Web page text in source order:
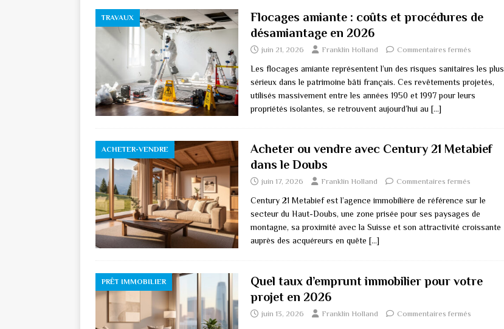
TRAVAUX
Flocages amiante : coûts et procédures de
désamiantage en 2026
juin 21, 2026 Franklin Holland Commentaires fermés
Les flocages amiante représentent l’un des risques sanitaires les plus
sérieux dans le patrimoine bâti français. Ces revêtements projetés,
utilisés massivement entre les années 1950 et 1997 pour leurs
propriétés isolantes, se retrouvent aujourd’hui au […]
ACHETER-VENDRE
Acheter ou vendre avec Century 21 Metabief
dans le Doubs
juin 17, 2026 Franklin Holland Commentaires fermés
Century 21 Metabief est l’agence immobilière de référence sur le
secteur du Haut-Doubs, une zone prisée pour ses paysages de
montagne, sa proximité avec la Suisse et son attractivité croissante
auprès des acquéreurs en quête […]
PRÊT IMMOBILIER
Quel taux d’emprunt immobilier pour votre
projet en 2026
juin 13, 2026 Franklin Holland Commentaires fermés